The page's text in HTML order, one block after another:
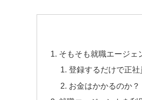
そもそも就職エージェ
登録するだけで正
お金はかかるのか？